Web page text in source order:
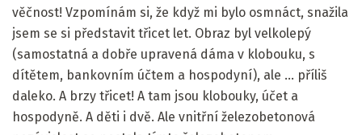
věčnost! Vzpomínám si, že když mi bylo osmnáct, snažila
jsem se si představit třicet let. Obraz byl velkolepý
(samostatná a dobře upravená dáma v klobouku, s
dítětem, bankovním účtem a hospodyní), ale ... příliš
daleko. A brzy třicet! A tam jsou klobouky, účet a
hospodyně. A děti i dvě. Ale vnitřní železobetonová